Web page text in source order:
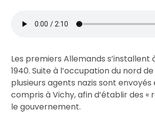
Les premiers Allemands s’installent
1940. Suite à l’occupation du nord
plusieurs agents nazis sont envoyés
compris à Vichy, afin d’établir des «
le gouvernement.